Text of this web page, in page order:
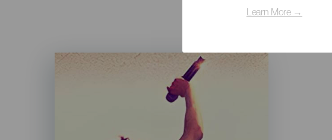
Learn More →
Imagen